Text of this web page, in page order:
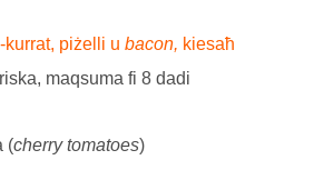
kurrat, piżelli u bacon, kiesaħ
maqsuma fi 8 dadi
(cherry tomatoes)